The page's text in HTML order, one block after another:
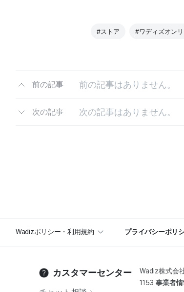
#ストア #ワディズオン
前の記事 前の記事はありません。
次の記事 次の記事はありません。
Wadizポリシー・利用規約 プライバシーポリ
カスタマーセンター Wadiz株式会
1153 事業者